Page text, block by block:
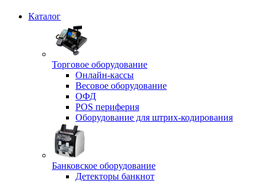
Каталог
Торговое оборудование
Онлайн-кассы
Весовое оборудование
ОФД
POS периферия
Оборудование для штрих-кодирования
Банковское оборудование
Детекторы банкнот